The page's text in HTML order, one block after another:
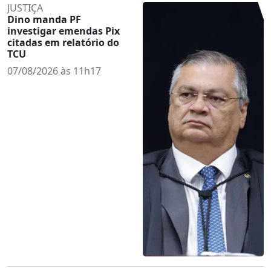
JUSTIÇA
Dino manda PF
investigar emendas Pix
citadas em relatório do
TCU
07/08/2026 às 11h17